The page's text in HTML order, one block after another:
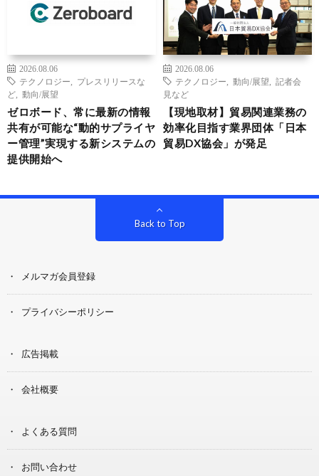
2026.08.06
テクノロジー
プレスリリースな
ど
動向/展望
ゼロボード、常に最新の情報
共有が可能な“動的サプライヤ
ー管理”実現する新システムの
提供開始へ
2026.08.06
テクノロジー
動向/展望
記者会
見など
【現地取材】貿易関連業務の
効率化目指す業界団体「日本
貿易DX協会」が発足
Back to Top
メルマガ会員登録
プライバシーポリシー
広告掲載
会社概要
よくある質問
お問い合わせ